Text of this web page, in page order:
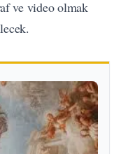
ve video olmak